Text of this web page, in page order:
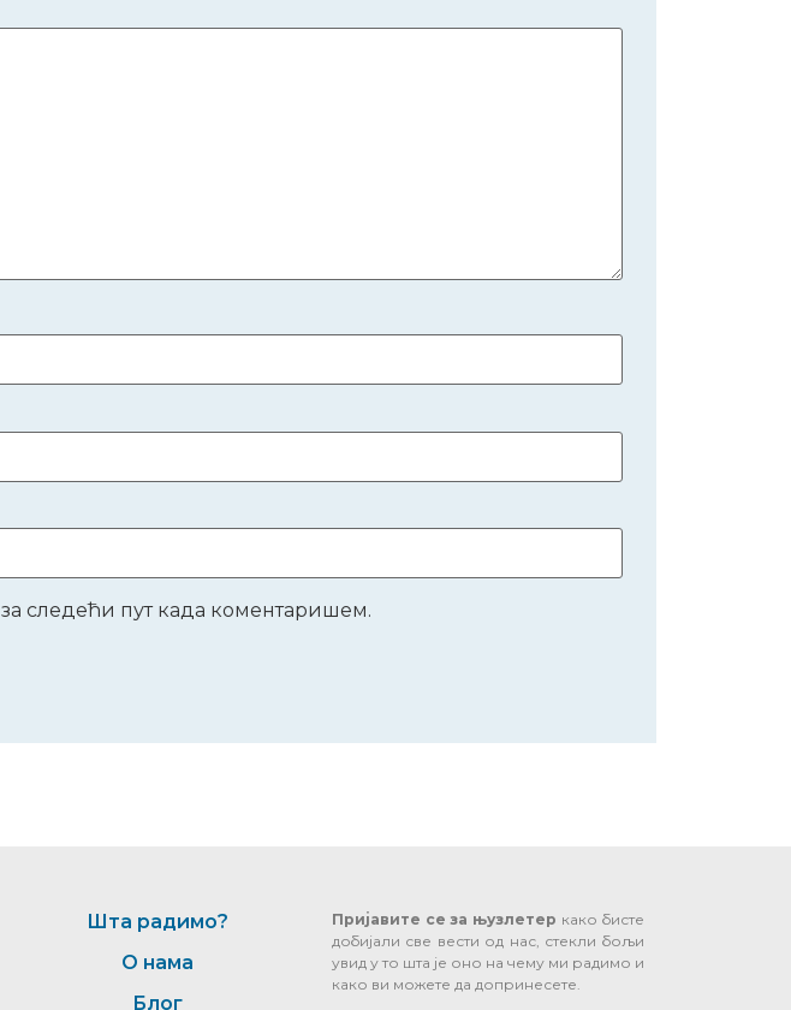
следећи пут када коментаришем.
Шта радимо?
О нама
Блог
Пријавите се за њузлетер како бисте
добијали све вести од нас, стекли бољи
увид у то шта је оно на чему ми радимо и
како ви можете да допринесете.